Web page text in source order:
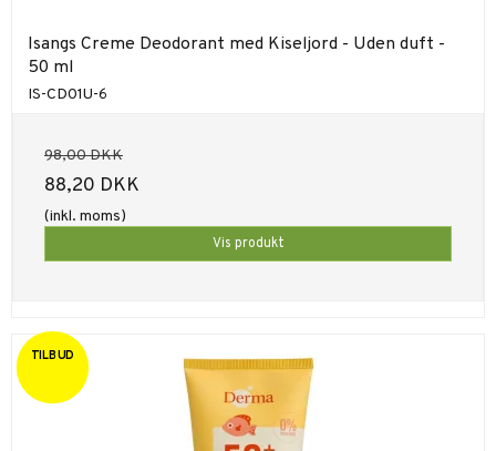
Isangs Creme Deodorant med Kiseljord - Uden duft -
50 ml
IS-CD01U-6
98,00 DKK
88,20 DKK
(inkl. moms)
Vis produkt
TILBUD